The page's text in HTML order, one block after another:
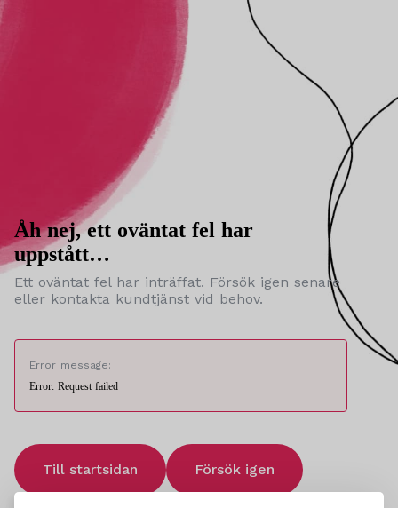
Åh nej, ett oväntat fel har
uppstått…
Ett oväntat fel har inträffat. Försök igen senare
eller kontakta kundtjänst vid behov.
Error message:
Error: Request failed
Till startsidan Försök igen